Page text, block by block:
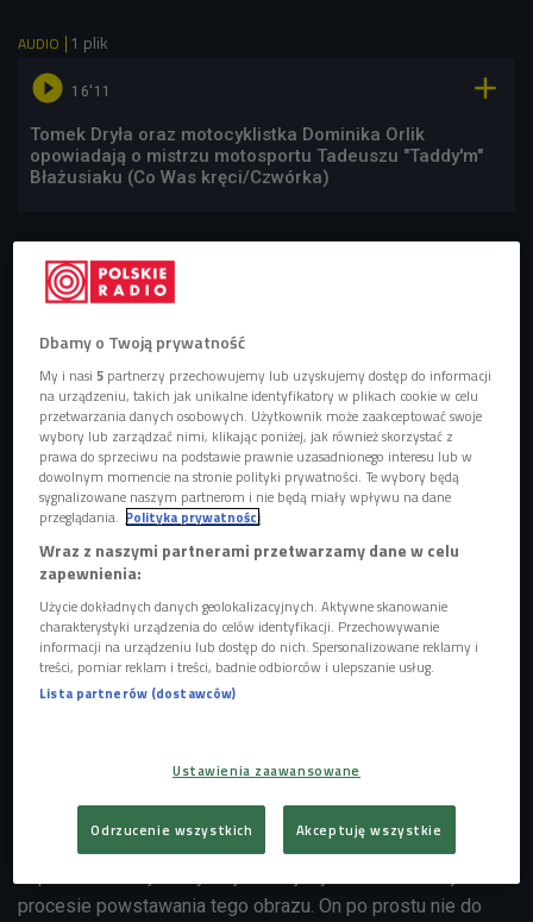
AUDIO 1 plik
 16'11 
Tomek Dryła oraz motocyklistka Dominika Orlik
opowiadają o mistrzu motosportu Tadeuszu "Taddy'm"
Błażusiaku (Co Was kręci/Czwórka)
Red Bull 111 Megawatt. Tadeusz "Taddy" Błażusiak Foto: L.Nazdraczew
Film o tym mistrzu motosportu powstał 5 lat temu. Jego
twórca i pomysłodawca Tomasz Dryła z NC+, przyznaje, że
wcale nie było łatwo, a najtrudniejszym elementem było
namówienie do niego Tadka Błażusiaka.
żeby na ten film się zgodził, choć myślałem, że będzie
procesie powstawania tego obrazu. On po prostu nie do
Dbamy o Twoją prywatność
My i nasi5 partnerzy przechowujemy lub uzyskujemy dostęp do informacji
na urządzeniu, takich jak unikalne identyfikatory w plikach cookie w celu
przetwarzania danych osobowych. Użytkownik może zaakceptować swoje
wybory lub zarządzać nimi, klikając poniżej, jak również skorzystać z
prawa do sprzeciwu na podstawie prawnie uzasadnionego interesu lub w
dowolnym momencie na stronie polityki prywatności. Te wybory będą
sygnalizowane naszym partnerom i nie będą miały wpływu na dane
przeglądania. Polityka prywatności
Wraz z naszymi partnerami przetwarzamy dane w celu
zapewnienia:
Użycie dokładnych danych geolokalizacyjnych. Aktywne skanowanie
charakterystyki urządzenia do celów identyfikacji. Przechowywanie
informacji na urządzeniu lub dostęp do nich. Spersonalizowane reklamy i
treści, pomiar reklam i treści, badnie odbiorców i ulepszanie usług.
Lista partnerów (dostawców)
Ustawienia zaawansowane
Odrzucenie wszystkich Akceptuję wszystkie